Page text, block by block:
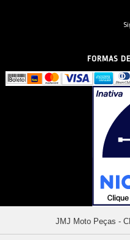
FORMAS
JMJ Moto Peças -